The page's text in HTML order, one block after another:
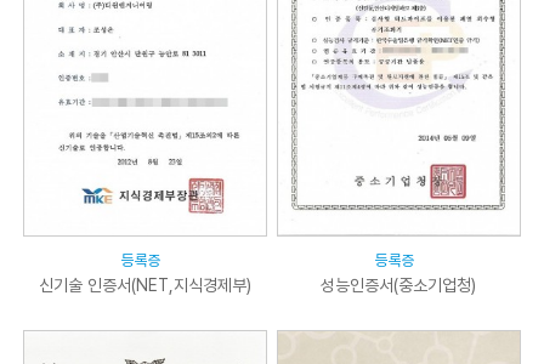
등록증
신기술 인증서(NET,지식경제부)
등록증
성능인증서(중소기업청)